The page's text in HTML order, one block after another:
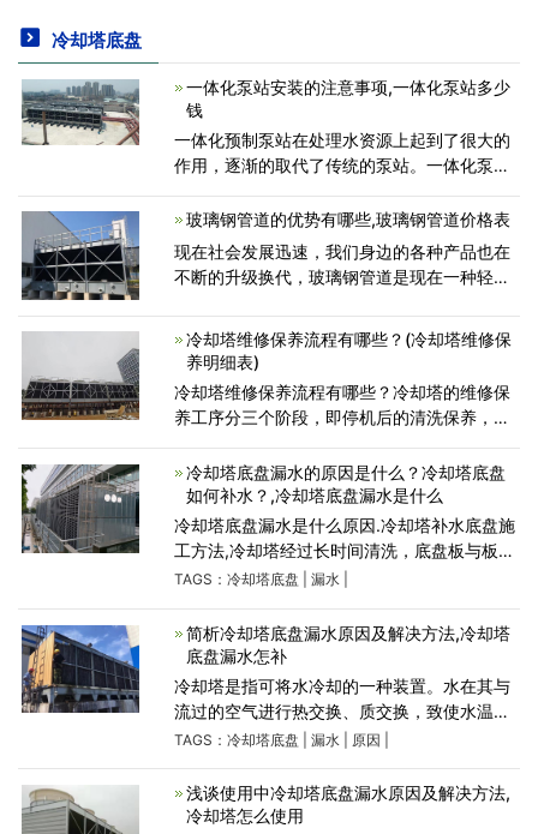
冷却塔底盘
一体化泵站安装的注意事项,一体化泵站多少
钱
一体化预制泵站在处理水资源上起到了很大的
作用，逐渐的取代了传统的泵站。一体化泵站
很多的事项。 1、尽可能采用轨道运输或机械
挖掘以避免人员的
玻璃钢管道的优势有哪些,玻璃钢管道价格表
现在社会发展迅速，我们身边的各种产品也在
不断的升级换代，玻璃钢管道是现在一种轻
总都有应用。下面来为大家介绍一下玻璃钢管
道的优势。 玻璃钢
冷却塔维修保养流程有哪些？(冷却塔维修保
养明细表)
冷却塔维修保养流程有哪些？冷却塔的维修保
养工序分三个阶段，即停机后的清洗保养，开
机前的检查调试，正式开机运行中的巡视检
查。（一）冷却塔维修：冷却塔停机后的清
洗、保养1、散水系统①检查冷
冷却塔底盘漏水的原因是什么？冷却塔底盘
如何补水？,冷却塔底盘漏水是什么
冷却塔底盘漏水是什么原因.冷却塔补水底盘施
工方法,冷却塔经过长时间清洗，底盘板与板接
口处玻璃丝布密封损坏。清洗冷却塔时，过度
裂.混凝土基础下
TAGS： 冷却塔底盘 漏水|
简析冷却塔底盘漏水原因及解决方法,冷却塔
底盘漏水怎补
冷却塔是指可将水冷却的一种装置。水在其与
流过的空气进行热交换、质交换，致使水温下
降。使用冷却塔底盘漏水原因及解决方法？冷
多时候出现底盘漏水
TAGS： 冷却塔底盘 漏水 原因
浅谈使用中冷却塔底盘漏水原因及解决方法,
冷却塔怎么使用